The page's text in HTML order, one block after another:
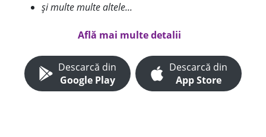
și multe multe altele...
Află mai multe detalii
Descarcă din
Google Play
Descarcă din
App Store